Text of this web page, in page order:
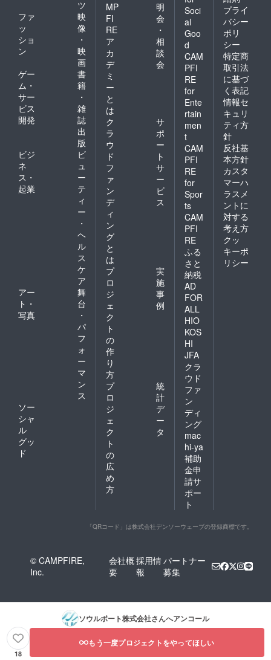
定） ※
会場ま
での交
通費は
自費に
なりま
す。
す。 商
品開封
前には
必ずお
届けの
リター
ンに貼
付され
たラベ
ルや注
意書き
をご確
認くだ
さい。
■瀬木監
督の案
内で行
く！大
牟田聖
アー＆
大牟田
の焼き
鳥店で
ほろ酔
い雑談
会 1名
様 （内
もしく
田）
会場ま
なりま
供時期
がずれ
る可能
性がご
ざいま
す。 ※
原材料
及び添
加物等
の食品
表示は
お届け
商品の
ラベル
に表記
されま
す。 商
品開封
前には
必ずお
届けの
リター
ンに貼
付され
たラベ
ルや注
意書き
をご確
お食
の後
予定で
の交通
■完成披
ツ
ファ
ッ
ショ
ン
映
像
・
映
画
ゲー
ム・
サー
ビス
開発
書
籍
・
雑
誌
出
版
ビジ
ネ
ス・
起業
ビ
ュ
ー
テ
ィ
ー
・
ヘ
ル
ス
ケ
ア
アー
ト・
写真
舞
台
・
パ
フ
ォ
ー
マ
ン
ス
ソー
シャ
ル
グッ
ド
MP
FI
RE
ア
カ
デ
ミ
ー
と
は
明
会
・
相
談
会
ク
ラ
ウ
ド
フ
ァ
ン
デ
ィ
ン
グ
と
は
サ
ポ
ー
ト
サ
ー
ビ
ス
プ
ロ
ジ
ェ
ク
ト
の
作
り
方
実
施
事
例
プ
ロ
ジ
ェ
ク
ト
の
広
め
方
統
計
デ
ー
タ
Soci
al
Goo
d
CAM
PFI
RE
for
Ente
rtain
men
t
CAM
PFI
RE
for
Spor
ts
CAM
PFI
RE
ふる
さと
納税
AD
FOR
ALL
HIO
KOS
HI
JFA
クラ
ウド
ファ
ン
ディ
ング
mac
hi-ya
補助
金申
請サ
ポー
ト
プライ
バシー
ポリ
シー
特定商
取引法
に基づ
く表記
情報セ
キュリ
ティ方
針
反社基
本方針
カスタ
マーハ
ラスメ
ントに
対する
考え方
クッ
キーポ
リシー
「QRコード」は株式会社デンソーウェーブの登録商標です。
© CAMPFIRE,
Inc.
会社概
要
採用情
報
パートナー
募集
ソウルボート株式会社さんへアンコール
18
もう一度プロジェクトをやってほしい